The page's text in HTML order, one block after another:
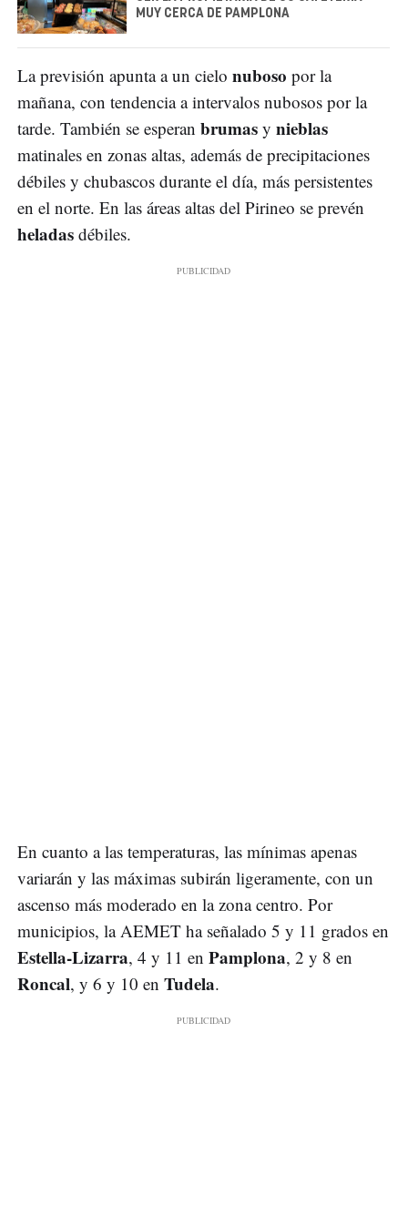
MUY CERCA DE PAMPLONA
La previsión apunta a un cielo nuboso por la
mañana, con tendencia a intervalos nubosos por la
tarde. También se esperan brumas y nieblas
matinales en zonas altas, además de precipitaciones
débiles y chubascos durante el día, más persistentes
en el norte. En las áreas altas del Pirineo se prevén
heladas débiles.
En cuanto a las temperaturas, las mínimas apenas
variarán y las máximas subirán ligeramente, con un
ascenso más moderado en la zona centro. Por
municipios, la AEMET ha señalado 5 y 11 grados en
Estella-Lizarra, 4 y 11 en Pamplona, 2 y 8 en
Roncal, y 6 y 10 en Tudela.